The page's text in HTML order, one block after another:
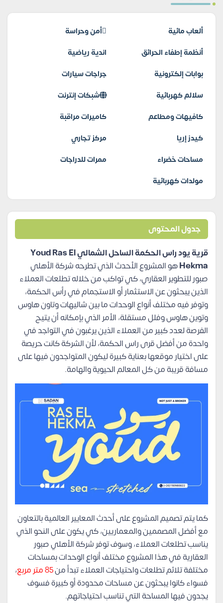
ألعاب مائية
أمن وحراسة
أنظمة إطفاء الحرائق
اندية رياضية
بوابات إلكترونية
جراجات سيارات
سلالم كهربائية
شبكات إنترنت
كافيهات ومطاعم
كاميرات مراقبة
كيدز إريا
مركز تجاري
مساحات خضراء
ممرات للدراجات
مولدات كهربائية
جدول المحتوى
قرية يود راس الحكمة الساحل الشمالي Youd Ras El
Hekmaهو المشروع الأحدث الذي تطرحه شركة الأهلي
صبور للتطوير العقاري، كي تواكب من خلاله تطلعات العملاء
الذين يبحثون عن الاستثمار أو الاستجمام في رأس الحكمة،
وتوفر فيه مختلف أنواع الوحدات ما بين شاليهات وتاون هاوس
وتوين هاوس وفلل مستقلة، الأمر الذي بإمكانه أن يتيح
الفرصة لعدد كبير من العملاء الذين يرغبون في التواجد في
واحدة من أفضل قرى راس الحكمة، لأن الشركة كانت حريصة
على اختيار موقعها بعناية كبيرة ليكون المتواجدون فيها على
مسافة قريبة من كل المعالم الحيوية والهامة.
كما يتم تصميم المشروع على أحدث المعايير العالمية بالتعاون
مع أفضل المصممين والمعماريين، كي يكون على النحو الذي
يناسب تطلعات العملاء، وسوف توفر شركة الأهلي صبور
العقارية في هذا المشروع مختلف أنواع الوحدات بمساحات
مختلفة تلائم تطلعات واحتياجات العملاء تبدأ من85 متر مربع
،
فسواء كانوا يبحثون عن مساحات محدودة أو كبيرة فسوف
يجدون فيها المساحة التي تناسب احتياجاتهم.